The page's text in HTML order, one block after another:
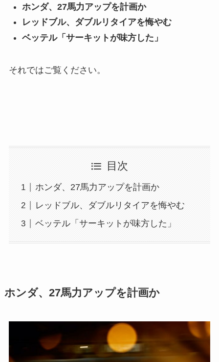
ホンダ、27馬力アップを計画か
レッドブル、ダブルリタイアを悔やむ
ベッテル「サーキットが味方した」
それではご覧ください。
目次
ホンダ、27馬力アップを計画か
レッドブル、ダブルリタイアを悔やむ
ベッテル「サーキットが味方した」
ホンダ、27馬力アップを計画か